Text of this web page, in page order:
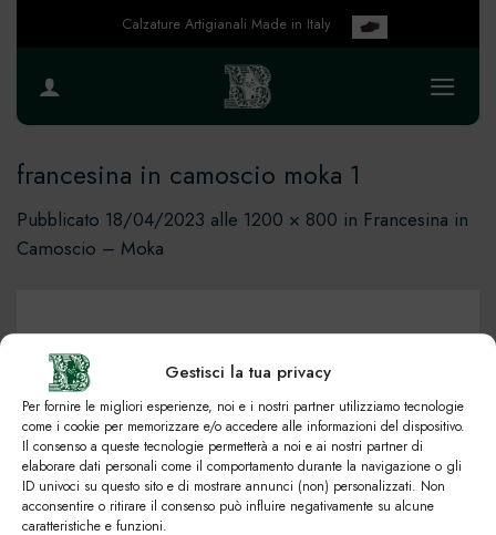
Gestisci la tua privacy
Per fornire le migliori esperienze, noi e i nostri partner utilizziamo tecnologie
come i cookie per memorizzare e/o accedere alle informazioni del dispositivo.
Il consenso a queste tecnologie permetterà a noi e ai nostri partner di
elaborare dati personali come il comportamento durante la navigazione o gli
ID univoci su questo sito e di mostrare annunci (non) personalizzati. Non
acconsentire o ritirare il consenso può influire negativamente su alcune
caratteristiche e funzioni.
Calzature Artigianali Made in Italy
francesina in camoscio moka 1
Pubblicato 18/04/2023 alle 1200 × 800 in Francesina in
Camoscio – Moka